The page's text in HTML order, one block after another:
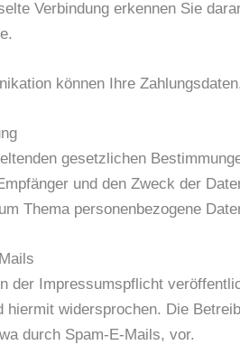
Verbindung erkennen Sie
können Ihre
gesetzlichen
und den Zweck der
Thema personenbezogene
der Impressumspflicht
hiermit widersprochen. Die
durch Spam-E-Mails, vor.